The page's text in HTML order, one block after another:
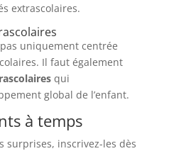
extrascolaires.
uniquement centrée
Il faut également
qui
global de l’enfant.
à temps
surprises, inscrivez-les dès